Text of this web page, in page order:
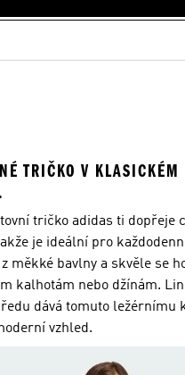
TRIČKO V KLASICKÉM
tričko adidas ti dopřeje
je ideální pro
měkké bavlny a skvěle se
kalhotám nebo džínám.
dává tomuto ležérnímu
vzhled.